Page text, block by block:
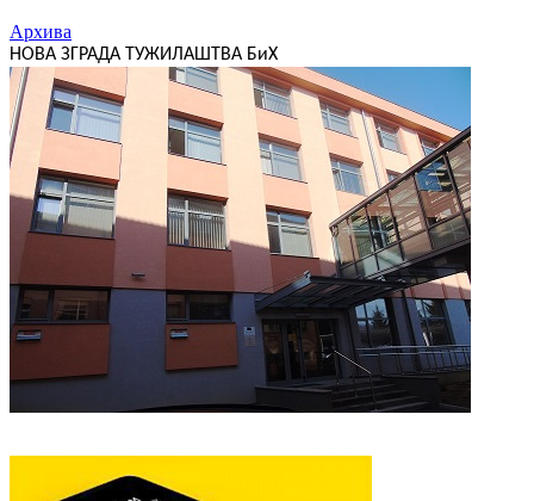
Архива
НОВА ЗГРАДА ТУЖИЛАШТВА БиХ